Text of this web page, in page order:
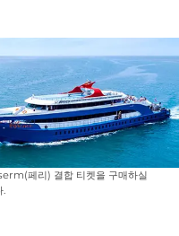
페리) 결합 티켓을 구매하실
.